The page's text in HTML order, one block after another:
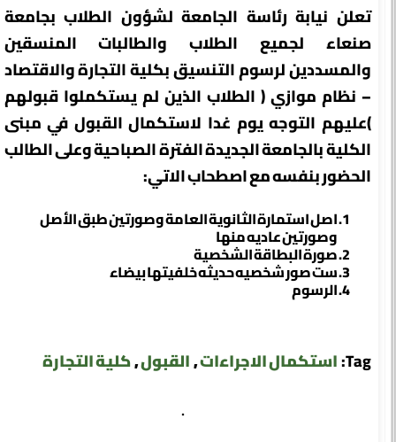
تعلن نيابة رئاسة الجامعة لشؤون الطلاب بجامعة
صنعاء لجميع الطلاب والطالبات المنسقين
والمسددين لرسوم التنسيق بكلية التجارة والاقتصاد
– نظام موازي ( الطلاب الذين لم يستكملوا قبولهم
)عليهم التوجه يوم غدا لاستكمال القبول في مبنى
الكلية بالجامعة الجديدة الفترة الصباحية وعلى الطالب
الحضور بنفسه مع اصطحاب الاتي:
اصل استمارة الثانوية العامة وصورتين طبق الأصل
وصورتين عاديه منها
صورة البطاقة الشخصية
ست صور شخصيه حديثه خلفيتها بيضاء
الرسوم
Tag: استكمال الاجراءات,القبول,كلية التجارة